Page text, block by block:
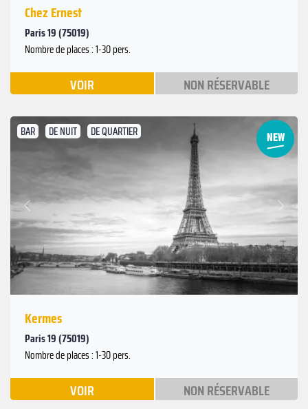
Chez Ernest
Paris 19 (75019)
Nombre de places : 1-30 pers.
VOIR NON RÉSERVABLE
BAR DE NUIT DE QUARTIER
Précédent
Suivant
Kermes
Paris 19 (75019)
Nombre de places : 1-30 pers.
VOIR NON RÉSERVABLE